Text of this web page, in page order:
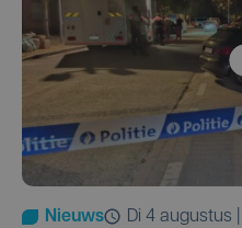
Nieuws
di 4 augustus